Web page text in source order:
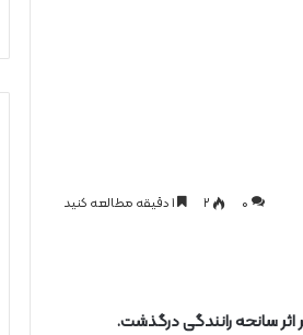
0 ۲
اثر سانحه رانندگی درگذشت.